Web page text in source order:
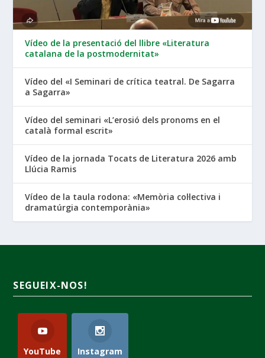
Vídeo de la presentació del llibre «Literatura
catalana de la postmodernitat»
Vídeo del «I Seminari de crítica teatral. De Sagarra
a Sagarra»
Vídeo del seminari «L’erosió dels pronoms en el
català formal escrit»
Vídeo de la jornada Tocats de Literatura 2026 amb
Llúcia Ramis
Vídeo de la taula rodona: «Memòria col·lectiva i
dramatúrgia contemporània»
SEGUEIX-NOS!
YouTube Instagram